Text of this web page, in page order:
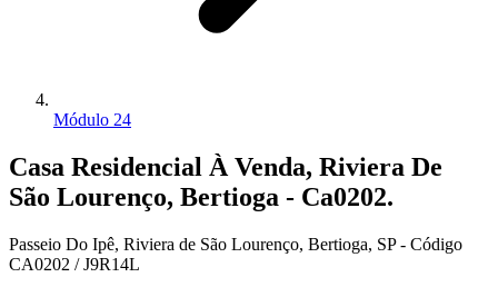
Módulo 24
Casa Residencial À Venda, Riviera De
São Lourenço, Bertioga - Ca0202.
Passeio Do Ipê, Riviera de São Lourenço, Bertioga, SP - Código
CA0202 / J9R14L